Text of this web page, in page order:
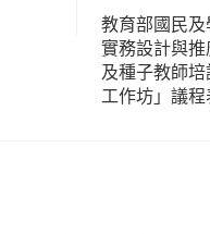
教育部國民
實務設計與
及種子教師
工作坊」議